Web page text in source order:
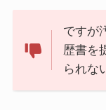
ですが
歴書を
られな